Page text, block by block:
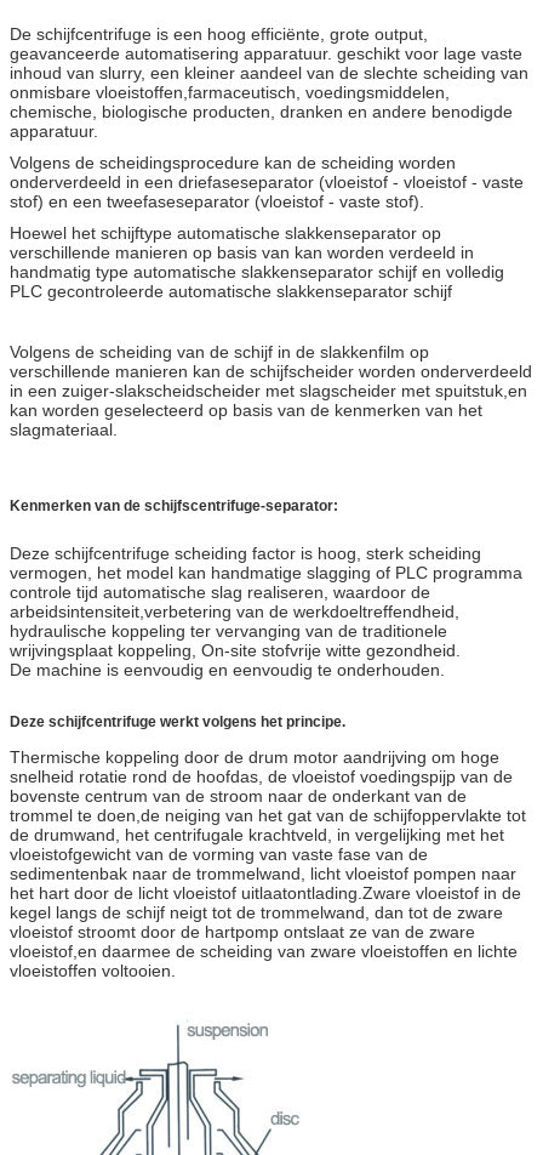
De schijfcentrifuge is een hoog efficiënte, grote output,
geavanceerde automatisering apparatuur. geschikt voor lage vaste
inhoud van slurry, een kleiner aandeel van de slechte scheiding van
onmisbare vloeistoffen,farmaceutisch, voedingsmiddelen,
chemische, biologische producten, dranken en andere benodigde
apparatuur.
Volgens de scheidingsprocedure kan de scheiding worden
onderverdeeld in een driefaseseparator (vloeistof - vloeistof - vaste
stof) en een tweefaseseparator (vloeistof - vaste stof).
Hoewel het schijftype automatische slakkenseparator op
verschillende manieren op basis van kan worden verdeeld in
handmatig type automatische slakkenseparator schijf en volledig
PLC gecontroleerde automatische slakkenseparator schijf
Volgens de scheiding van de schijf in de slakkenfilm op
verschillende manieren kan de schijfscheider worden onderverdeeld
in een zuiger-slakscheidscheider met slagscheider met spuitstuk,en
kan worden geselecteerd op basis van de kenmerken van het
slagmateriaal.
Kenmerken van de schijfscentrifuge-separator:
Deze schijfcentrifuge scheiding factor is hoog, sterk scheiding
vermogen, het model kan handmatige slagging of PLC programma
controle tijd automatische slag realiseren, waardoor de
arbeidsintensiteit,verbetering van de werkdoeltreffendheid,
hydraulische koppeling ter vervanging van de traditionele
wrijvingsplaat koppeling, On-site stofvrije witte gezondheid.
De machine is eenvoudig en eenvoudig te onderhouden.
Deze schijfcentrifuge werkt volgens het principe.
Thermische koppeling door de drum motor aandrijving om hoge
snelheid rotatie rond de hoofdas, de vloeistof voedingspijp van de
bovenste centrum van de stroom naar de onderkant van de
trommel te doen,de neiging van het gat van de schijfoppervlakte tot
de drumwand, het centrifugale krachtveld, in vergelijking met het
vloeistofgewicht van de vorming van vaste fase van de
sedimentenbak naar de trommelwand, licht vloeistof pompen naar
het hart door de licht vloeistof uitlaatontlading. Zware vloeistof in de
kegel langs de schijf neigt tot de trommelwand, dan tot de zware
vloeistof stroomt door de hartpomp ontslaat ze van de zware
vloeistof,en daarmee de scheiding van zware vloeistoffen en lichte
vloeistoffen voltooien.